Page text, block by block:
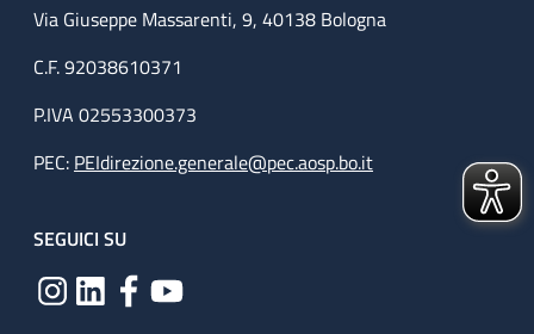
Via Giuseppe Massarenti, 9, 40138 Bologna
C.F. 92038610371
P.IVA 02553300373
PEC: PEIdirezione.generale@pec.aosp.bo.it
SEGUICI SU